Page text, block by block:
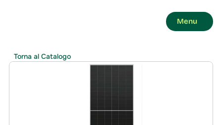
Menu
Torna al Catalogo